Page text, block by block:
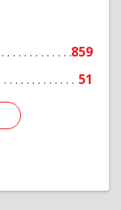
859
51